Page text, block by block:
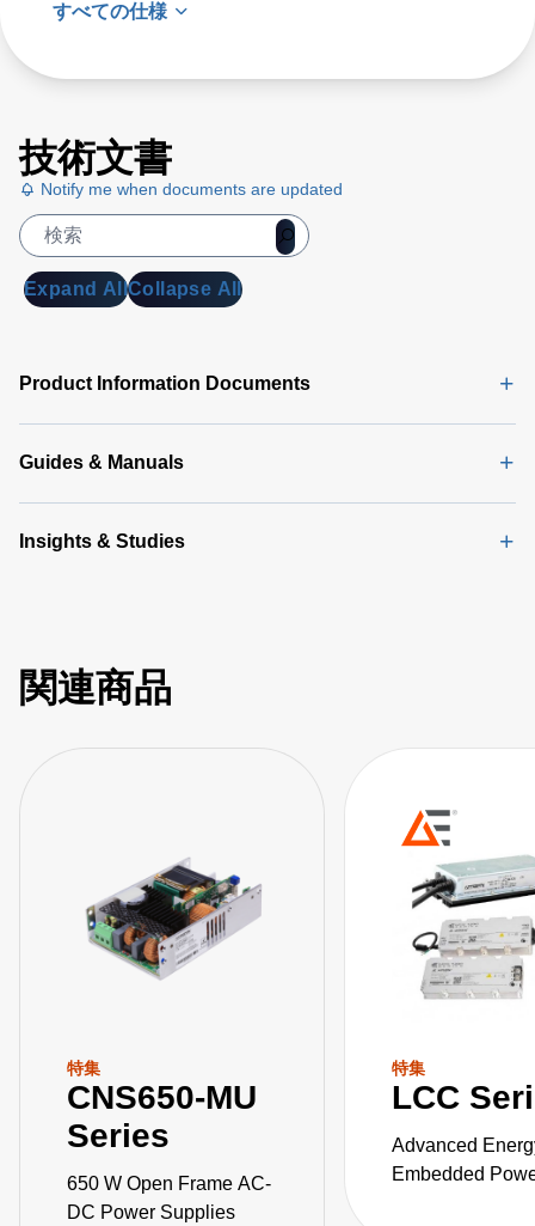
すべての仕様
技術文書
Notify me when documents are updated
Expand AllCollapse All
Product Information Documents
Guides & Manuals
Insights & Studies
関連商品
特集
CNS650-MU
Series
650 W Open Frame AC-
DC Power Supplies
特集
LCC
Advanced
Embedded